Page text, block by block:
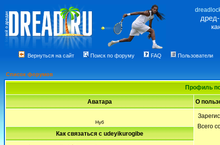
Вернуться на сайт Поиск по форуму FAQ Пользователи
Список форумов
Профиль
Аватара О
Нуб
Всего
Как связаться с udeyikurogibe